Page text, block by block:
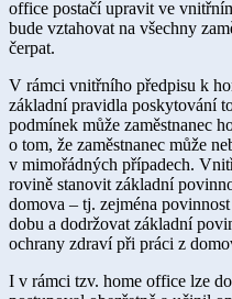
office postačí upravit ve
bude vztahovat na všechny
čerpat.
V rámci vnitřního předpisu k
základní pravidla poskytování
podmínek může zaměstnanec
o tom, že zaměstnanec může
v mimořádných případech.
rovině stanovit základní
domova – tj. zejména
dobu a dodržovat základní
ochrany zdraví při práci z
I v rámci tzv. home office lze